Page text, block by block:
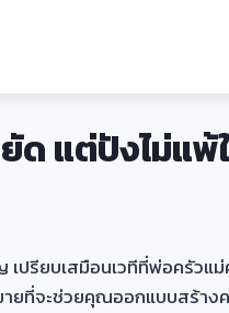
ด แต่ปังไม่แพ้
เปรียบเสมือนเวทีที่พ่อครัว
ยที่จะช่วยคุณออกแบบสร้